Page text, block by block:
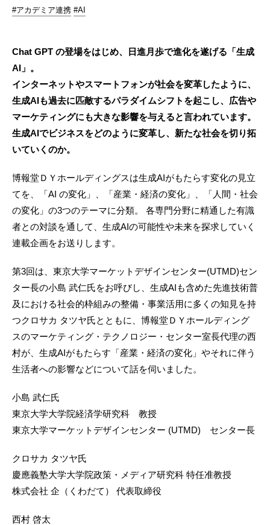
#アカデミア連携 #AI
Chat GPT の登場をはじめ、日進月歩で進化を遂げる「生成
AI」。
インターネットやスマートフォンが社会を変革したように、
生成AIも過去に匹敵するパラダイムシフトを起こし、広告や
マーケティングにも大きな影響を与えると言われています。
生成AIでビジネスをどのように変革し、新たな社会を切り拓
いていくのか。
博報堂ＤＹホールディングスは生成AIがもたらす変化の見立
てを、「AI の変化」、「産業・経済の変化」、「人間・社会
の変化」の3つのテーマに分類。 各専門分野に精通した有識
者との対談を通して、生成AIの可能性や未来を探求していく
連載企画をお送りします。
第3回は、東京大学マーケットデザインセンター(UTMD)セン
ター長の小島 武仁氏をお呼びし、生成AIも含めた先進技術普
及における社会的枠組みの整備・事業活用に多くの知見を持
つクロサカ タツヤ氏とともに、博報堂ＤＹホールディング
スのマーケティング・テクノロジー・センター室長代理の西
村が、生成AIがもたらす「産業・経済の変化」やそれに伴う
生活者への影響などについて話を伺いました。
小島 武仁氏
東京大学大学院経済学研究科 教授
東京大学マーケットデザインセンター (UTMD) センター長
クロサカ タツヤ氏
慶應義塾大学大学院政策・メディア研究科 特任准教授
株式会社 企（くわだて） 代表取締役
西村 啓太